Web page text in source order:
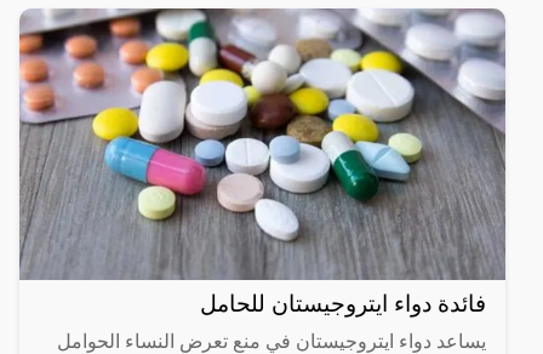
فائدة دواء ايتروجيستان للحامل
يساعد دواء ايتروجيستان في منع تعرض النساء الحوامل